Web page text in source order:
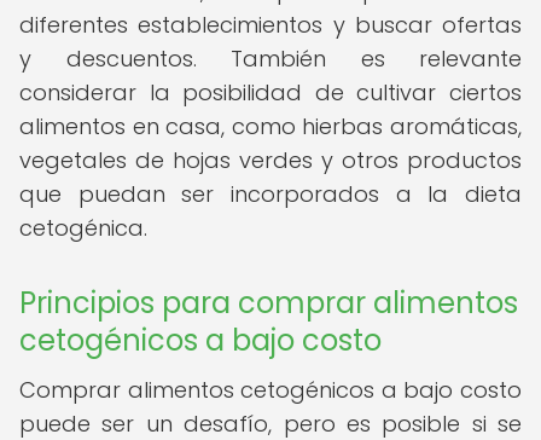
diferentes establecimientos y buscar ofertas
y descuentos. También es relevante
considerar la posibilidad de cultivar ciertos
alimentos en casa, como hierbas aromáticas,
vegetales de hojas verdes y otros productos
que puedan ser incorporados a la dieta
cetogénica.
Principios para comprar alimentos
cetogénicos a bajo costo
Comprar alimentos cetogénicos a bajo costo
puede ser un desafío, pero es posible si se